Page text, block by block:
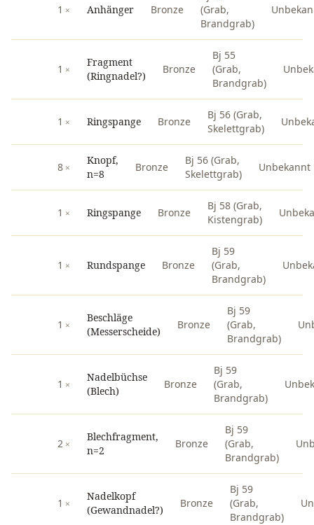
1 Anhänger Bronze
(Grab,
Brandgrab)
1
Fragment
(Ringnadel?)
Bronze
Bj 55
(Grab,
Brandgrab)
1 Ringspange Bronze
Bj 56 (Grab,
Skelettgrab)
8
Knopf,
n=8
Bronze
Bj 56 (Grab,
Skelettgrab)
Unbekannt
1 Ringspange Bronze
Bj 58 (Grab,
Kistengrab)
1 Rundspange Bronze
Bj 59
(Grab,
Brandgrab)
1
Beschläge
(Messerscheide)
Bronze
Bj 59
(Grab,
Brandgrab)
1
Nadelbüchse
(Blech)
Bronze
Bj 59
(Grab,
Brandgrab)
2
Blechfragment,
n=2
Bronze
Bj 59
(Grab,
Brandgrab)
1
Nadelkopf
(Gewandnadel?)
Bronze
Bj 59
(Grab,
Brandgrab)